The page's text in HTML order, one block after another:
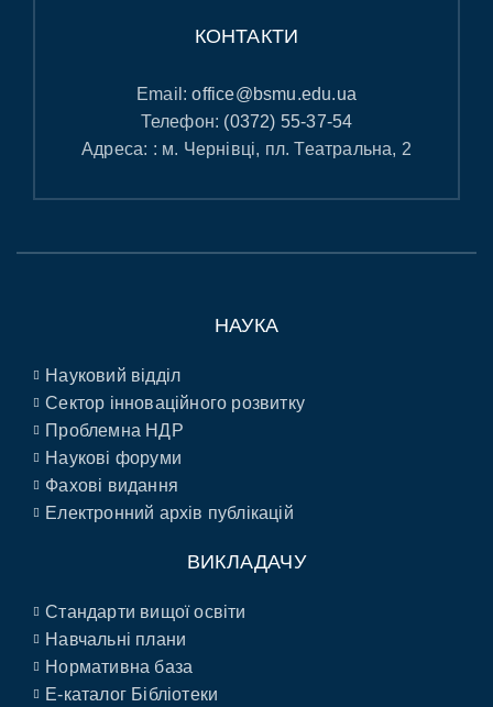
КОНТАКТИ
Email:office@bsmu.edu.ua
Телефон: (0372) 55-37-54
Адреса: : м. Чернівці, пл. Театральна, 2
НАУКА
Науковий відділ
Сектор інноваційного розвитку
Проблемна НДР
Наукові форуми
Фахові видання
Електронний архів публікацій
ВИКЛАДАЧУ
Стандарти вищої освіти
Навчальні плани
Нормативна база
E-каталог Бібліотеки